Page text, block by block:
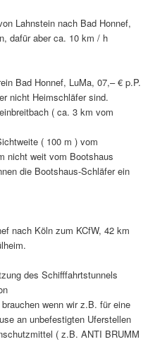
Lahnstein nach Bad Honnef,
dafür aber ca. 10 km / h
Bad Honnef, LuMa, 07,– € p.P.
nicht Heimschläfer sind.
( ca. 3 km vom
( 100 m ) vom
nicht weit vom Bootshaus
die Bootshaus-Schläfer ein
nach Köln zum KCfW, 42 km
des Schifffahrtstunnels
wenn wir z.B. für eine
an unbefestigten Uferstellen
( z.B. ANTI BRUMM